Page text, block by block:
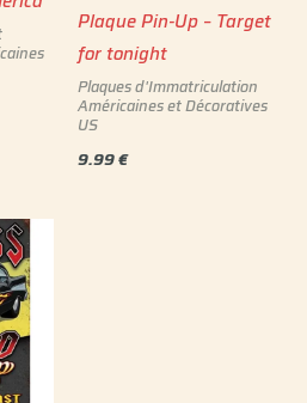
Plaque Pin-Up – Target
for tonight
Plaques d'Immatriculation
Américaines et Décoratives
US
9.99€